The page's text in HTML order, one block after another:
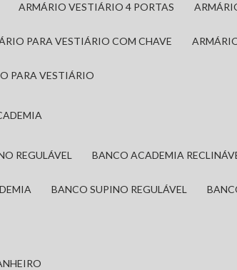
ARMÁRIO VESTIÁRIO 4 PORTAS
PARA VESTIÁRIO COM CHAVE
PARA VESTIÁRIO
REGULÁVEL BANCO ACADEMIA
BANCO SUPINO REGULÁVEL